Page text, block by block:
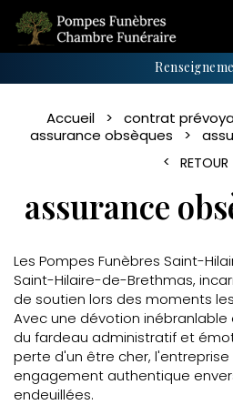
Accueil
contrat
assurance obsèques
RETOUR
assurance
Les Pompes Funèbres Saint-
Saint-Hilaire-de-Brethmas,
de soutien lors des moments
Avec une dévotion
du fardeau administratif et
perte d'un être cher,
engagement authentique
endeuillées.